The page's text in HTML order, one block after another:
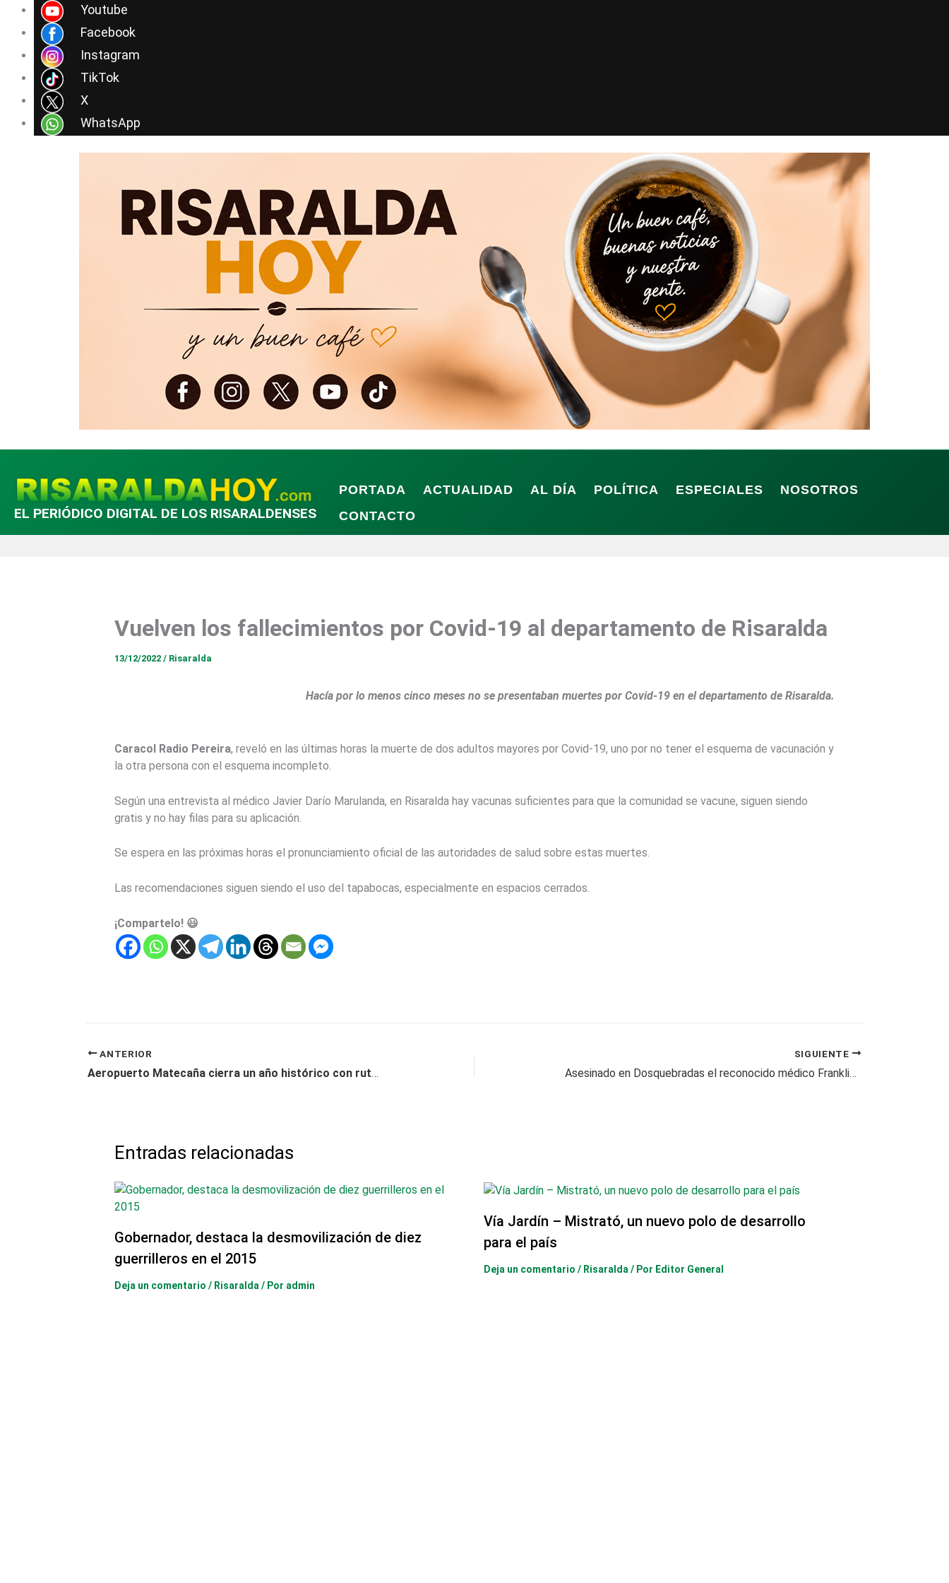
Youtube
Facebook
Instagram
TikTok
X
WhatsApp
contenido
EL PERIÓDICO DIGITAL DE LOS RISARALDENSES
PORTADA ACTUALIDAD AL DÍA POLÍTICA ESPECIALES
NOSOTROS
CONTACTO
Vuelven los fallecimientos por Covid-19 al departamento de Risaralda
13/12/2022 / Risaralda
Hacía por lo menos cinco meses no se presentaban muertes por Covid-19 en el departamento de Risaralda.
Caracol Radio Pereira, reveló en las últimas horas la muerte de dos adultos mayores por Covid-19, uno por no tener el esquema de vacunación y
la otra persona con el esquema incompleto.
Según una entrevista al médico Javier Darío Marulanda, en Risaralda hay vacunas suficientes para que la comunidad se vacune, siguen siendo
gratis y no hay filas para su aplicación.
Se espera en las próximas horas el pronunciamiento oficial de las autoridades de salud sobre estas muertes.
Las recomendaciones siguen siendo el uso del tapabocas, especialmente en espacios cerrados.
¡Compartelo! 😃
ANTERIOR
Aeropuerto Matecaña cierra un año histórico con ruta directa a Nueva York
SIGUIENTE
Asesinado en Dosquebradas el reconocido médico Franklin José Ortega Gómez
Entradas relacionadas
Gobernador, destaca la desmovilización de diez
guerrilleros en el 2015
Deja un comentario / Risaralda / Por admin
Vía Jardín – Mistrató, un nuevo polo de desarrollo
para el país
Deja un comentario / Risaralda / Por Editor General